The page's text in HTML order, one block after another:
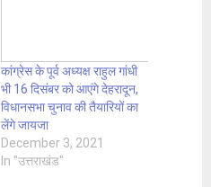
कांग्रेस के पूर्व अध्यक्ष राहुल गांधी
भी 16 दिसंबर को आएंगे देहरादून,
विधानसभा चुनाव की तैयारियों का
लेंगे जायजा
December 3, 2021
In "उत्तराखंड"